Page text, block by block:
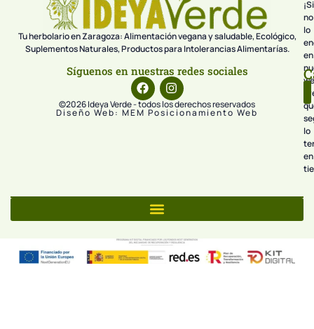
Tu herbolario en Zaragoza: Alimentación vegana y saludable, Ecológico,
Suplementos Naturales, Productos para Intolerancias Alimentarías.
Síguenos en nuestras redes sociales
©2026 Ideya Verde - todos los derechos reservados
Diseño Web: MEM Posicionamiento Web
¡Si
no
lo
en
lo
en